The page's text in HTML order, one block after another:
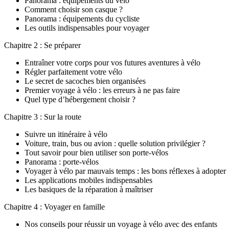
Comment choisir son casque ?
Panorama : équipements du cycliste
Les outils indispensables pour voyager
Chapitre 2 : Se préparer
Entraîner votre corps pour vos futures aventures à vélo
Régler parfaitement votre vélo
Le secret de sacoches bien organisées
Premier voyage à vélo : les erreurs à ne pas faire
Quel type d’hébergement choisir ?
Chapitre 3 : Sur la route
Suivre un itinéraire à vélo
Voiture, train, bus ou avion : quelle solution privilégier ?
Tout savoir pour bien utiliser son porte-vélos
Panorama : porte-vélos
Voyager à vélo par mauvais temps : les bons réflexes à adopter
Les applications mobiles indispensables
Les basiques de la réparation à maîtriser
Chapitre 4 : Voyager en famille
Nos conseils pour réussir un voyage à vélo avec des enfants